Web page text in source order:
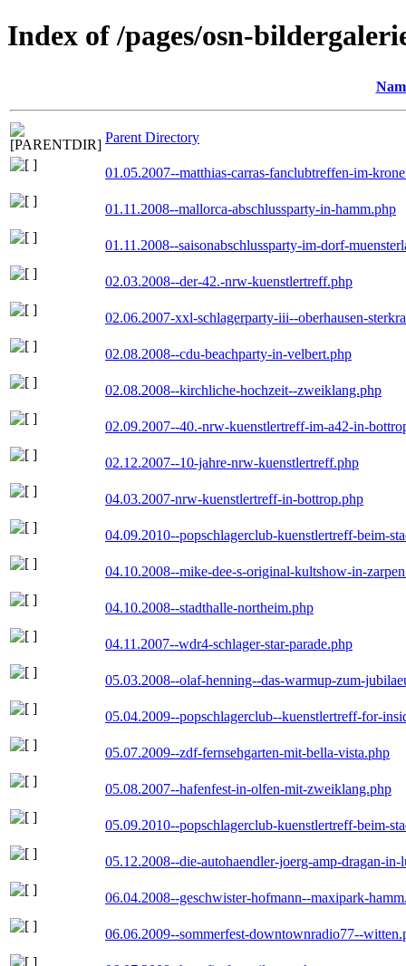
Index of /pages/osn-
Parent Directory
01.05.2007--matthias-carras-fanclubtreffen-im-
01.11.2008--mallorca-abschlussparty-in-hamm.php
01.11.2008--saisonabschlussparty-im-dorf-
02.03.2008--der-42.-nrw-kuenstlertreff.php
02.06.2007-xxl-schlagerparty-iii--oberhausen-
02.08.2008--cdu-beachparty-in-velbert.php
02.08.2008--kirchliche-hochzeit--zweiklang.php
02.09.2007--40.-nrw-kuenstlertreff-im-a42-in-
02.12.2007--10-jahre-nrw-kuenstlertreff.php
04.03.2007-nrw-kuenstlertreff-in-bottrop.php
04.09.2010--popschlagerclub-kuenstlertreff-beim-
04.10.2008--mike-dee-s-original-kultshow-in-
04.10.2008--stadthalle-northeim.php
04.11.2007--wdr4-schlager-star-parade.php
05.03.2008--olaf-henning--das-warmup-zum-
05.04.2009--popschlagerclub--kuenstlertreff-for-
05.07.2009--zdf-fernsehgarten-mit-bella-vista.php
05.08.2007--hafenfest-in-olfen-mit-zweiklang.php
05.09.2010--popschlagerclub-kuenstlertreff-beim-
05.12.2008--die-autohaendler-joerg-amp-dragan-in-
06.04.2008--geschwister-hofmann--maxipark-
06.06.2009--sommerfest-downtownradio77--